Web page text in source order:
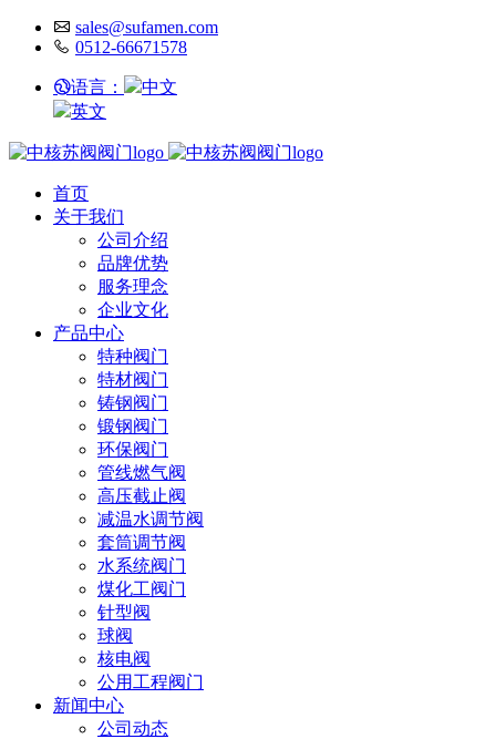
sales@sufamen.com
0512-66671578
语言：
中文
英文
首页
关于我们
公司介绍
品牌优势
服务理念
企业文化
产品中心
特种阀门
特材阀门
铸钢阀门
锻钢阀门
环保阀门
管线燃气阀
高压截止阀
减温水调节阀
套筒调节阀
水系统阀门
煤化工阀门
针型阀
球阀
核电阀
公用工程阀门
新闻中心
公司动态